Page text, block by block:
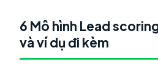
6 Mô hình Lead
và ví dụ đi kèm